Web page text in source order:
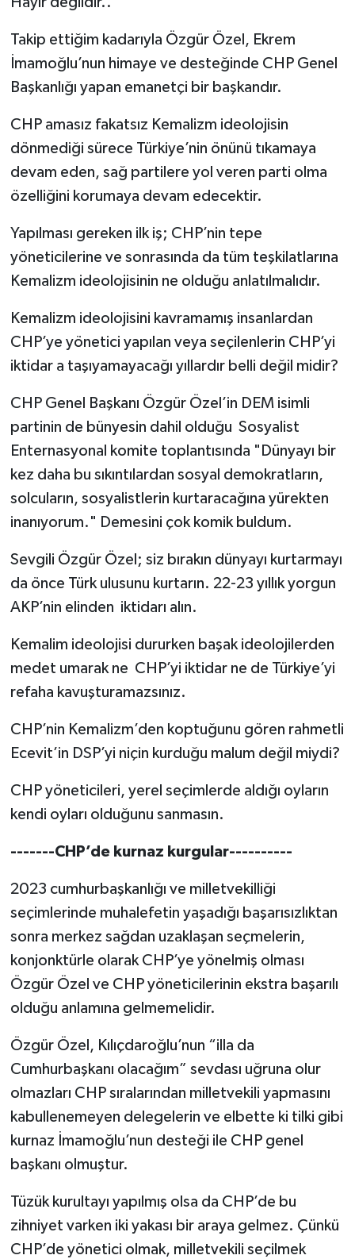
Takip ettiğim kadarıyla Özgür Özel, Ekrem
İmamoğlu’nun himaye ve desteğinde CHP Genel
Başkanlığı yapan emanetçi bir başkandır.
CHP amasız fakatsız Kemalizm ideolojisin
dönmediği sürece Türkiye’nin önünü tıkamaya
devam eden, sağ partilere yol veren parti olma
özelliğini korumaya devam edecektir.
Yapılması gereken ilk iş; CHP’nin tepe
yöneticilerine ve sonrasında da tüm teşkilatlarına
Kemalizm ideolojisinin ne olduğu anlatılmalıdır.
Kemalizm ideolojisini kavramamış insanlardan
CHP’ye yönetici yapılan veya seçilenlerin CHP’yi
iktidar a taşıyamayacağı yıllardır belli değil midir?
CHP Genel Başkanı Özgür Özel’in DEM isimli
partinin de bünyesin dahil olduğu Sosyalist
Enternasyonal komite toplantısında "Dünyayı bir
kez daha bu sıkıntılardan sosyal demokratların,
solcuların, sosyalistlerin kurtaracağına yürekten
inanıyorum." Demesini çok komik buldum.
Sevgili Özgür Özel; siz bırakın dünyayı kurtarmayı
da önce Türk ulusunu kurtarın. 22-23 yıllık yorgun
AKP’nin elinden iktidarı alın.
Kemalim ideolojisi dururken başak ideolojilerden
medet umarak ne CHP’yi iktidar ne de Türkiye’yi
refaha kavuşturamazsınız.
CHP’nin Kemalizm’den koptuğunu gören rahmetli
Ecevit’in DSP’yi niçin kurduğu malum değil miydi?
CHP yöneticileri, yerel seçimlerde aldığı oyların
kendi oyları olduğunu sanmasın.
-------CHP’de kurnaz kurgular----------
2023 cumhurbaşkanlığı ve milletvekilliği
seçimlerinde muhalefetin yaşadığı başarısızlıktan
sonra merkez sağdan uzaklaşan seçmelerin,
konjonktürle olarak CHP’ye yönelmiş olması
Özgür Özel ve CHP yöneticilerinin ekstra başarılı
olduğu anlamına gelmemelidir.
Özgür Özel, Kılıçdaroğlu’nun “illa da
Cumhurbaşkanı olacağım” sevdası uğruna olur
olmazları CHP sıralarından milletvekili yapmasını
kabullenemeyen delegelerin ve elbette ki tilki gibi
kurnaz İmamoğlu’nun desteği ile CHP genel
başkanı olmuştur.
Tüzük kurultayı yapılmış olsa da CHP’de bu
zihniyet varken iki yakası bir araya gelmez. Çünkü
CHP’de yönetici olmak, milletvekili seçilmek